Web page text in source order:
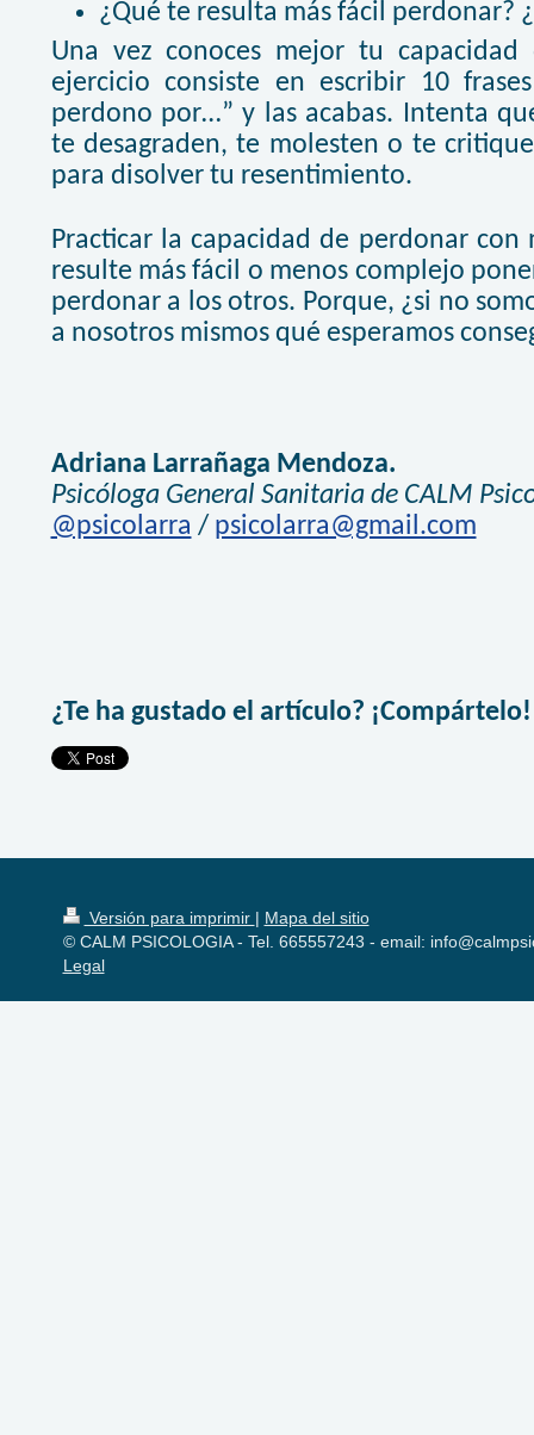
¿Qué te resulta más fácil perdonar?
Una vez conoces mejor tu
ejercicio consiste en escribir 10
perdono por…” y las acabas. Intenta
te desagraden, te molesten o te
para disolver tu resentimiento.
Practicar la capacidad de perdonar con
resulte más fácil o menos complejo
perdonar a los otros. Porque, ¿si no
a nosotros mismos qué esperamos
Adriana Larrañaga Mendoza.
Psicóloga General Sanitaria de CALM
@psicolarra / psicolarra@gmail.com
¿Te ha gustado el artículo? ¡Compártelo!
Versión para imprimir | Mapa del sitio
© CALM PSICOLOGIA - Tel. 665557243 - email:
Legal